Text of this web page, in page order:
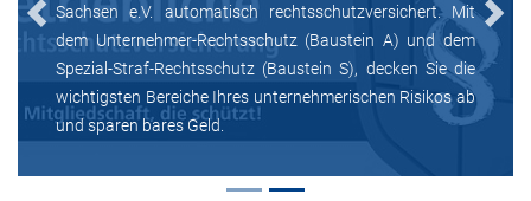
Sachsen e.V. automatisch rechtsschutzversichert. Mit
dem Unternehmer-Rechtsschutz (Baustein A) und dem
Spezial-Straf-Rechtsschutz (Baustein S), decken Sie die
wichtigsten Bereiche Ihres unternehmerischen Risikos ab
und sparen bares Geld.
Previous Next